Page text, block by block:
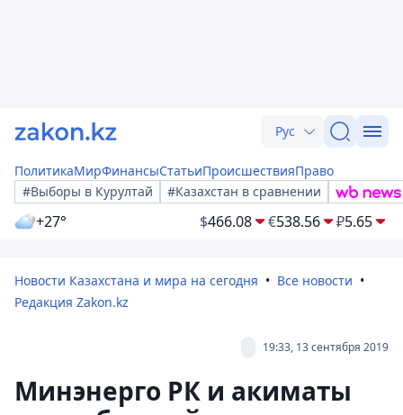
Рус
ПолитикаМирФинансыСтатьиПроисшествияПраво
#Выборы в Курултай
#Казахстан в сравнении
+27° $466.08 €538.56 ₽5.65
Новости Казахстана и мира на сегодня
Все новости
Редакция Zakon.kz
19:33, 13 сентября 2019
Минэнерго РК и акиматы